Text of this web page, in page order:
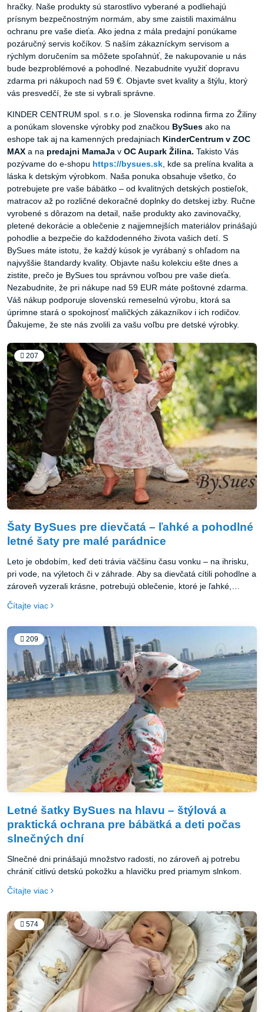
hračky. Naše produkty sú starostlivo vyberané a podliehajú
prísnym bezpečnostným normám, aby sme zaistili maximálnu
ochranu pre vaše dieťa. Ako jedna z mála predajní ponúkame
pozáručný servis kočíkov. S naším zákazníckym servisom a
rýchlym doručením sa môžete spoľahnúť, že nakupovanie u nás
bude bezproblémové a pohodlné. Nezabudnite využiť dopravu
zdarma pri nákupoch nad 59 €. Objavte svet kvality a štýlu, ktorý
vás presvedčí, že ste si vybrali správne.
KINDER CENTRUM spol. s r.o. je Slovenska rodinna firma zo Žiliny
a ponúkam slovenske výrobky pod značkou BySues ako na
eshope tak aj na kamenných predajniach KinderCentrum v ZOC
MAX a na predajni MamaJa v OC Aupark Žilina. Takisto Vás
pozývame do e-shopu https://bysues.sk, kde sa prelína kvalita a
láska k detským výrobkom. Naša ponuka obsahuje všetko, čo
potrebujete pre vaše bábätko – od kvalitných detských postieľok,
matracov až po rozličné dekoračné doplnky do detskej izby. Ručne
vyrobené s dôrazom na detail, naše produkty ako zavinovačky,
pletené dekorácie a oblečenie z najjemnejších materiálov prinášajú
pohodlie a bezpečie do každodenného života vašich detí. S
BySues máte istotu, že každý kúsok je vyrábaný s ohľadom na
najvyššie štandardy kvality. Objavte našu kolekciu ešte dnes a
zistite, prečo je BySues tou správnou voľbou pre vaše dieťa.
Nezabudnite, že pri nákupe nad 59 EUR máte poštovné zdarma.
Váš nákup podporuje slovenskú remeselnú výrobu, ktorá sa
úprimne stará o spokojnosť maličkých zákazníkov i ich rodičov.
Ďakujeme, že ste nás zvolili za vašu voľbu pre detské výrobky.
207
Šaty BySues pre dievčatá – ľahké a pohodlné
letné šaty pre malé parádnice
Leto je obdobím, keď deti trávia väčšinu času vonku – na ihrisku,
pri vode, na výletoch či v záhrade. Aby sa dievčatá cítili pohodlne a
zároveň vyzerali krásne, potrebujú oblečenie, ktoré je ľahké,
Čítajte viac
209
Letné šatky BySues na hlavu – štýlová a
praktická ochrana pre bábätká a deti počas
slnečných dní
Slnečné dni prinášajú množstvo radosti, no zároveň aj potrebu
chrániť citlivú detskú pokožku a hlavičku pred priamym slnkom.
Čítajte viac
574